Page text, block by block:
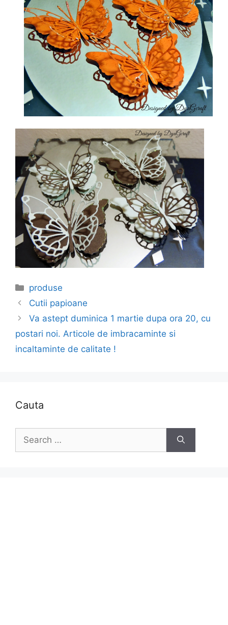
Categories
produse
Cutii papioane
Va astept duminica 1 martie dupa ora 20, cu
postari noi. Articole de imbracaminte si
incaltaminte de calitate !
Cauta
for: